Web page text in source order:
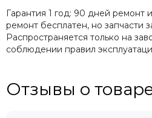
Гарантия 1 год: 90 дней ремонт
ремонт бесплатен, но запчасти
Распространяется только на
соблюдении правил
Отзывы о